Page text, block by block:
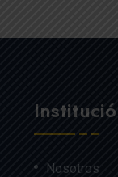
Nosotros